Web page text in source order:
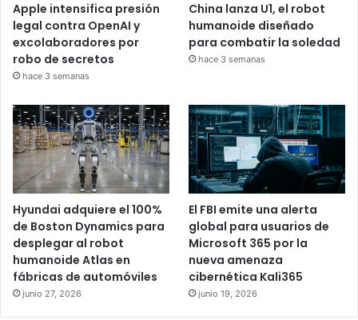
Apple intensifica presión
legal contra OpenAI y
excolaboradores por
robo de secretos
hace 3 semanas
China lanza U1, el robot
humanoide diseñado
para combatir la soledad
hace 3 semanas
Hyundai adquiere el 100%
de Boston Dynamics para
desplegar al robot
humanoide Atlas en
fábricas de automóviles
junio 27, 2026
El FBI emite una alerta
global para usuarios de
Microsoft 365 por la
nueva amenaza
cibernética Kali365
junio 19, 2026